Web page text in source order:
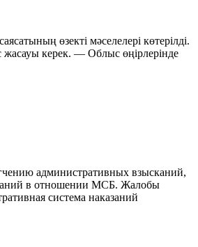
өзекті мәселелері көтерілді.
керек. — Облыс өңірлерінде
административных взысканий,
в отношении МСБ. Жалобы
система наказаний